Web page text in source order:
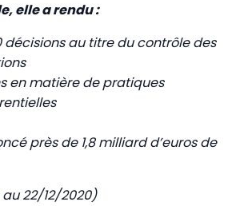
elle a rendu :
décisions au titre du contrôle des
en matière de pratiques
près de 1,8 milliard d’euros de
22/12/2020)